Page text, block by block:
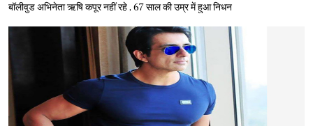
बॉलीवुड अभिनेता ऋषि कपूर नहीं रहे , 67 साल की उम्र में हुआ निधन